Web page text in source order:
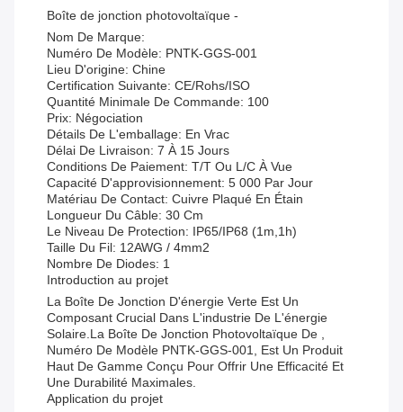
Boîte de jonction photovoltaïque -
Nom De Marque:
Numéro De Modèle: PNTK-GGS-001
Lieu D'origine: Chine
Certification Suivante: CE/Rohs/ISO
Quantité Minimale De Commande: 100
Prix: Négociation
Détails De L'emballage: En Vrac
Délai De Livraison: 7 À 15 Jours
Conditions De Paiement: T/T Ou L/C À Vue
Capacité D'approvisionnement: 5 000 Par Jour
Matériau De Contact: Cuivre Plaqué En Étain
Longueur Du Câble: 30 Cm
Le Niveau De Protection: IP65/IP68 (1m,1h)
Taille Du Fil: 12AWG / 4mm2
Nombre De Diodes: 1
Introduction au projet
La Boîte De Jonction D'énergie Verte Est Un
Composant Crucial Dans L'industrie De L'énergie
Solaire.La Boîte De Jonction Photovoltaïque De ,
Numéro De Modèle PNTK-GGS-001, Est Un Produit
Haut De Gamme Conçu Pour Offrir Une Efficacité Et
Une Durabilité Maximales.
Application du projet